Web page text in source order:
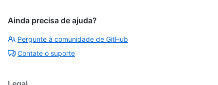
Ainda precisa de ajuda?
Pergunte à comunidade de GitHub
Contate o suporte